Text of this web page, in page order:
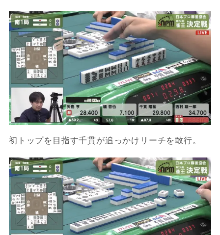
初トップを目指す千貫が追っかけリーチを敢行。